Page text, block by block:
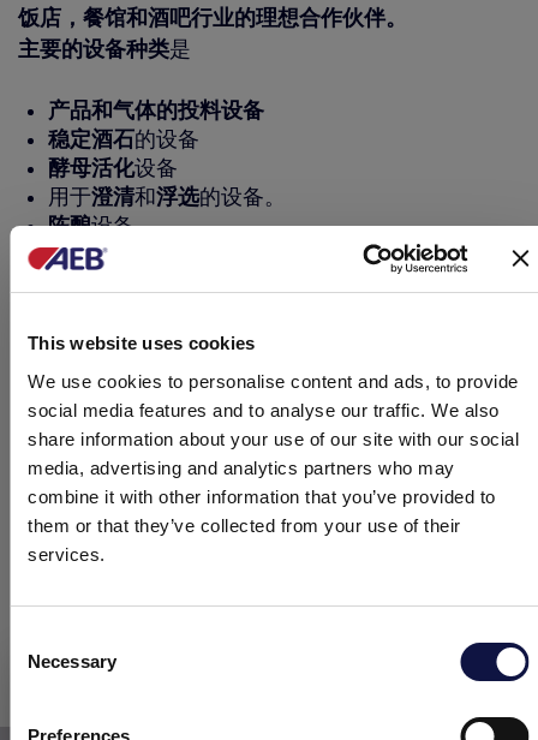
This website uses cookies
We use cookies to personalise content and ads, to provide
social media features and to analyse our traffic. We also
share information about your use of our site with our social
media, advertising and analytics partners who may
combine it with other information that you’ve provided to
them or that they’ve collected from your use of their
services.
Selection
Necessary
Preferences
本网站面向商业受众。
（公司）。
饭店，餐馆和酒吧行业的理想合作伙伴。
主要的设备种类是
产品和气体的投料设备
稳定酒石的设备
酵母活化设备
用于澄清和浮选的设备。
陈酿设备
传输带
分析工具和仪表
100%自主生产和现场规划
生产设备是一个创造过程。因此我们的设备生产是一
个不断进步的过程：我们在生产现场设计和组装组
件，研究新的计算机系统并在整个生产过程中进行尝
试。只有这样，我们才能确保为客户提供完整先进的
最终解决方案。不仅如此：得益于我们遍布全球的业